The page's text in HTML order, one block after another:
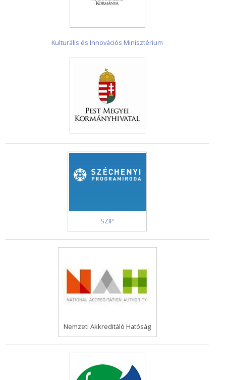
Kulturális és Innovációs Minisztérium
SZIP
Nemzeti Akkreditáló Hatóság